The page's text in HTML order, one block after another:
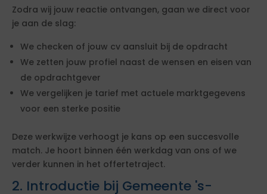
Zodra wij jouw reactie ontvangen, gaan we direct voor
je aan de slag:
We checken of jouw cv aansluit bij de opdracht
We zetten jouw profiel naast de wensen en eisen van
de opdrachtgever
We vergelijken je tarief met actuele marktgegevens
voor een sterke positie
Deze werkwijze verhoogt je kans op een succesvolle
match. Je hoort binnen één werkdag van ons of we
verder kunnen in het offertetraject.
2. Introductie bij Gemeente 's-